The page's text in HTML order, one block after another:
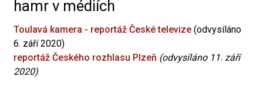
hamr v médiích
Toulavá kamera - reportáž České televize (odvysíláno
6. září 2020)
reportáž Českého rozhlasu Plzeň (odvysíláno 11. září
2020)